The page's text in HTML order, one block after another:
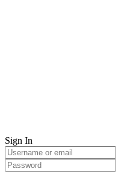
Sign In